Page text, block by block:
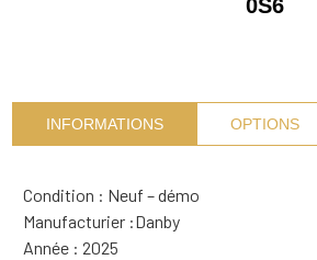
0S6
INFORMATIONS OPTIONS
Condition : Neuf – démo
Manufacturier :Danby
Année : 2025